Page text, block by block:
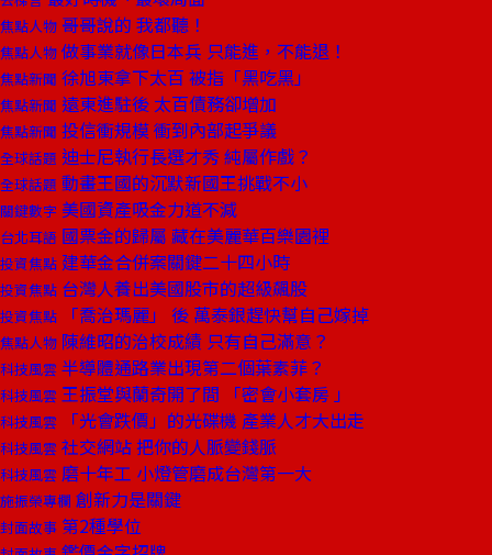
焦點人物 哥哥說的 我都聽！
焦點人物 做事業就像日本兵 只能進，不能退！
焦點新聞 徐旭東拿下太百 被指「黑吃黑」
焦點新聞 遠東進駐後 太百債務卻增加
焦點新聞 投信衝規模 衝到內部起爭議
全球話題 迪士尼執行長選才秀 純屬作戲？
全球話題 動畫王國的沉默新國王挑戰不小
關鍵數字 美國資產吸金力道不減
台北耳語 國票金的歸屬 藏在美麗華百樂園裡
投資焦點 建華金合併案關鍵二十四小時
投資焦點 台灣人養出美國股市的超級飆股
投資焦點 「喬治瑪麗」 後 萬泰銀趕快幫自己嫁掉
焦點人物 陳維昭的治校成績 只有自己滿意？
科技風雲 半導體通路業出現第二個葉素菲？
科技風雲 王振堂與蘭奇開了間 「密會小套房 」
科技風雲 「光會跌價」的光碟機 產業人才大出走
科技風雲 社交網站 把你的人脈變錢脈
科技風雲 磨十年工 小燈管磨成台灣第一大
施振榮專欄 創新力是關鍵
封面故事 第2種學位